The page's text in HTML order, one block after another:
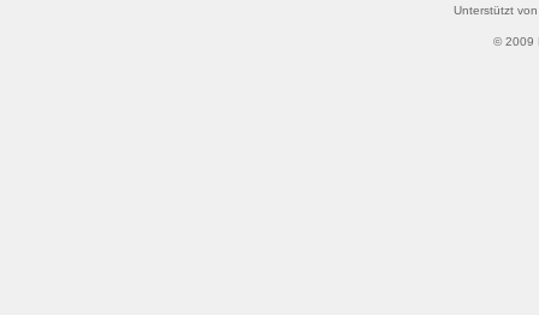
Unterstützt
© 2009